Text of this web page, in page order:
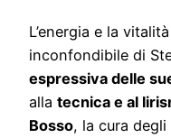
L’energia e la
inconfondibile di
espressiva delle
alla tecnica e al
Bosso, la cura